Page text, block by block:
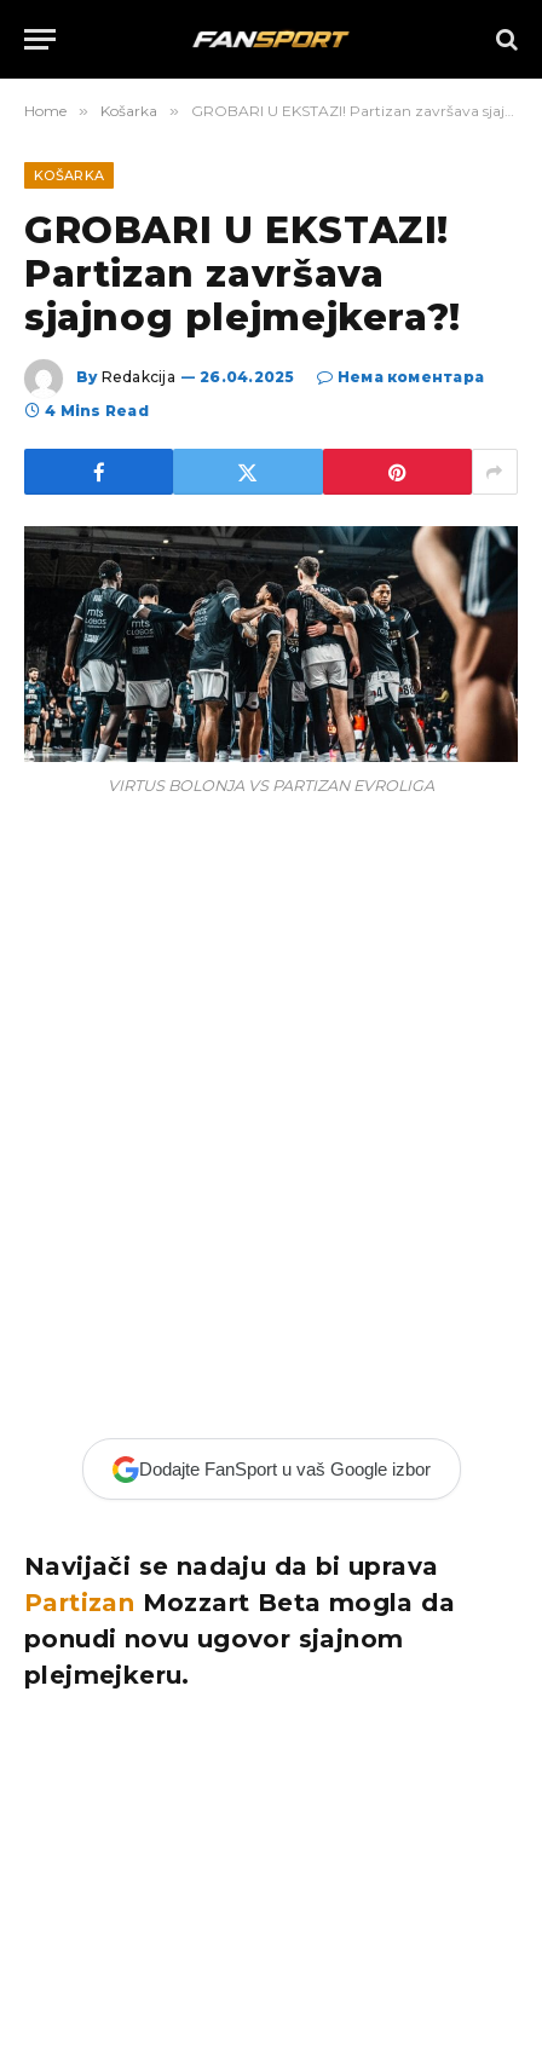
Home » Košarka » GROBARI U EKSTAZI! Partizan završava sjajnog plejmejkera?!
KOŠARKA
GROBARI U EKSTAZI!
Partizan završava
sjajnog plejmejkera?!
By Redakcija 26.04.2025
Нема коментара
4 Mins Read
VIRTUS BOLONJA VS PARTIZAN EVROLIGA
Dodajte FanSport u vaš Google izbor
Navijači se nadaju da bi uprava
Partizan Mozzart Beta mogla da
ponudi novu ugovor sjajnom
plejmejkeru.